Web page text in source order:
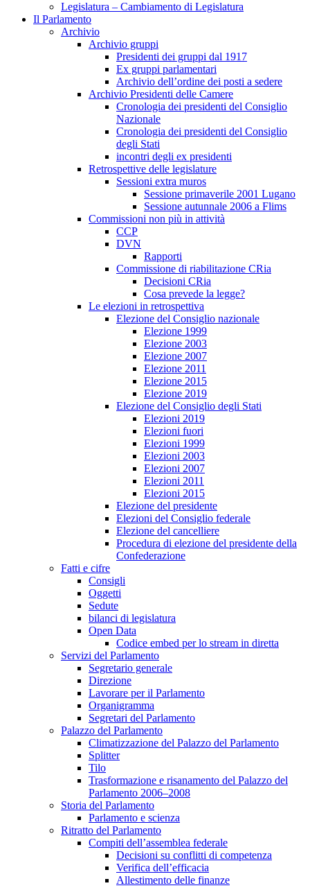
Legislatura – Cambiamento di Legislatura
Il Parlamento
Archivio
Archivio gruppi
Presidenti dei gruppi dal 1917
Ex gruppi parlamentari
Archivio dell’ordine dei posti a sedere
Archivio Presidenti delle Camere
Cronologia dei presidenti del Consiglio
Nazionale
Cronologia dei presidenti del Consiglio
degli Stati
incontri degli ex presidenti
Retrospettive delle legislature
Sessioni extra muros
Sessione primaverile 2001 Lugano
Sessione autunnale 2006 a Flims
Commissioni non più in attività
CCP
DVN
Rapporti
Commissione di riabilitazione CRia
Decisioni CRia
Cosa prevede la legge?
Le elezioni in retrospettiva
Elezione del Consiglio nazionale
Elezione 1999
Elezione 2003
Elezione 2007
Elezione 2011
Elezione 2015
Elezione 2019
Elezione del Consiglio degli Stati
Elezioni 2019
Elezioni fuori
Elezioni 1999
Elezioni 2003
Elezioni 2007
Elezioni 2011
Elezioni 2015
Elezione del presidente
Elezioni del Consiglio federale
Elezione del cancelliere
Procedura di elezione del presidente della
Confederazione
Fatti e cifre
Consigli
Oggetti
Sedute
bilanci di legislatura
Open Data
Codice embed per lo stream in diretta
Servizi del Parlamento
Segretario generale
Direzione
Lavorare per il Parlamento
Organigramma
Segretari del Parlamento
Palazzo del Parlamento
Climatizzazione del Palazzo del Parlamento
Splitter
Tilo
Trasformazione e risanamento del Palazzo del
Parlamento 2006–2008
Storia del Parlamento
Parlamento e scienza
Ritratto del Parlamento
Compiti dell’assemblea federale
Decisioni su conflitti di competenza
Verifica dell’efficacia
Allestimento delle finanze